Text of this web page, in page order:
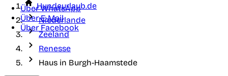
Über WhatsApp
Über E-Mail
Über Facebook
Hundeurlaub.de
Niederlande
Zeeland
Renesse
Haus in Burgh-Haamstede